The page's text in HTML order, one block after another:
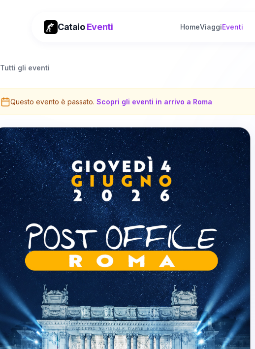
CataioEventi HomeViaggiEventi
Tutti gli eventi
Questo evento è passato. Scopri gli eventi in arrivo a Roma